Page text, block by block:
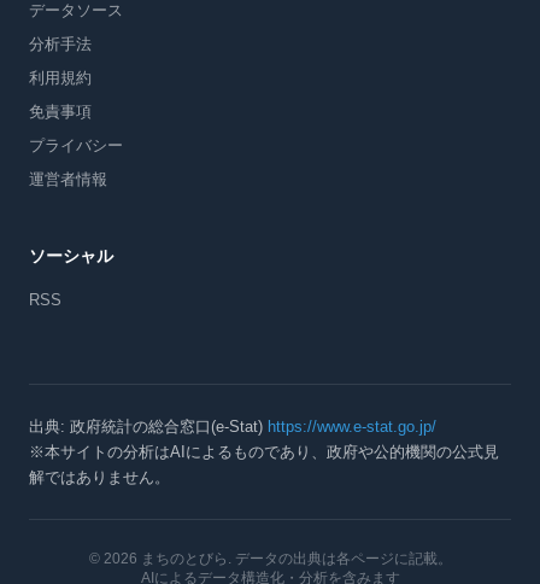
データソース
分析手法
利用規約
免責事項
プライバシー
運営者情報
ソーシャル
RSS
出典: 政府統計の総合窓口(e-Stat) https://www.e-stat.go.jp/
※本サイトの分析はAIによるものであり、政府や公的機関の公式見
解ではありません。
© 2026 まちのとびら . データの出典は各ページに記載。
AIによるデータ構造化・分析を含みます